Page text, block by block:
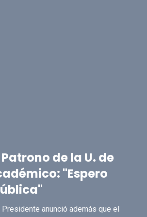
de la U. de
"Espero
anunció además que el